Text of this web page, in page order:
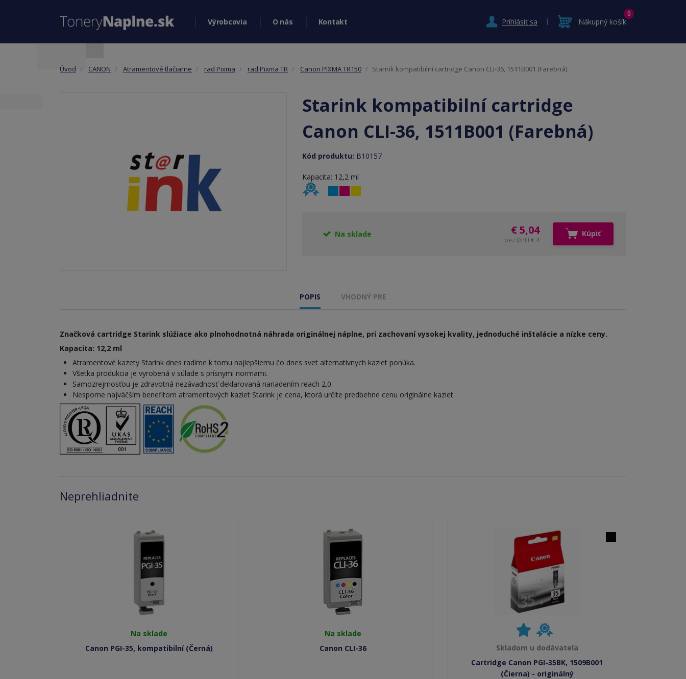
Výrobcovia O nás Kontakt Prihlásiť sa Nákupný košík
0
Úvod CANON Atramentové tlačiarne rad Pixma rad Pixma TR Canon PIXMA TR150 Starink kompatibilní cartridge Canon CLI-36, 1511B001 (Farebná)
Starink kompatibilní cartridge
Canon CLI-36, 1511B001 (Farebná)
Kód produktu: B10157
Kapacita: 12,2 ml
Na sklade € 5,04
bez DPH € 4
Kúpiť
POPIS VHODNÝ PRE
Značková cartridge Starink slúžiace ako plnohodnotná náhrada originálnej náplne, pri zachovaní vysokej kvality, jednoduché inštalácie a nízke ceny.
Kapacita: 12,2 ml
Atramentové kazety Starink dnes radíme k tomu najlepšiemu čo dnes svet alternatívnych kaziet ponúka.
Všetka produkcia je vyrobená v súlade s prísnymi normami.
Samozrejmosťou je zdravotná nezávadnosť deklarovaná nariadením reach 2.0.
Nesporne najväčším benefitom atramentových kaziet Starink je cena, ktorá určite predbehne cenu originálne kaziet.
Neprehliadnite
Na sklade
Canon PGI-35, kompatibilní (Černá)
Na sklade
Canon CLI-36
Skladom u dodávateľa
Cartridge Canon PGI-35BK, 1509B001
(Čierna) - originálný